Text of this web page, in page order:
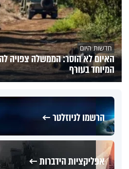
חדשות היום
האיום לא הוסר: הממשלה צפויה
המיוחד בעורף
הרשמו לניוזלטר ←
אפליקציות הידברות ←